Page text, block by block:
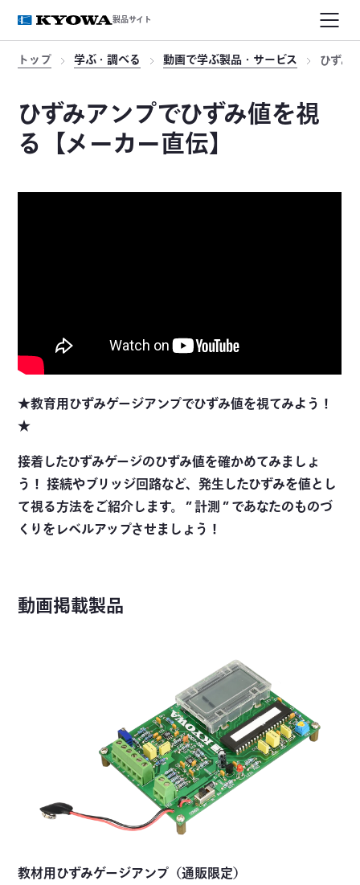
製品サイト
トップ 学ぶ・調べる 動画で学ぶ製品・サービス ひずみ
ひずみアンプでひずみ値を視
る【メーカー直伝】
★教育用ひずみゲージアンプでひずみ値を視てみよう！
★
接着したひずみゲージのひずみ値を確かめてみましょ
う！ 接続やブリッジ回路など、発生したひずみを値とし
て視る方法をご紹介します。 ” 計測 ” であなたのものづ
くりをレベルアップさせましょう！
動画掲載製品
教材用ひずみゲージアンプ（通販限定）